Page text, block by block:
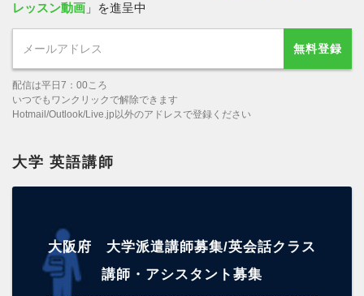
レッスン動画 」を進呈中
無料登録
配信は平日7：00ころ
いつでもワンクリックで解除できます
Hotmail/Outlook/Live.jp以外のアドレスで登録ください
大学 英語講師
大阪府 大学派遣講師募集/英会話クラス
講師・アシスタント募集